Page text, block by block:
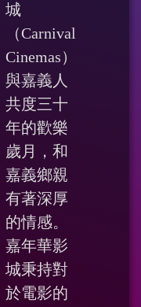
城
（Carnival
Cinemas），
與嘉義人
共度三十
年的歡樂
歲月，和
嘉義鄉親
有著深厚
的情感。
嘉年華影
城秉持對
於電影的